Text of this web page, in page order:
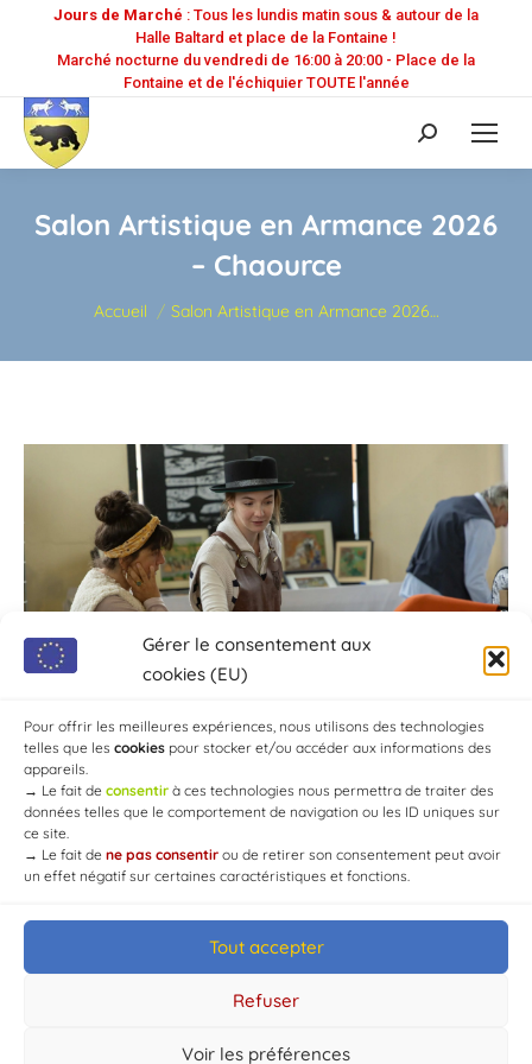
Gérer le consentement aux
cookies (EU)
Pour offrir les meilleures expériences, nous utilisons des technologies
telles que les cookies pour stocker et/ou accéder aux informations des
appareils.
→ Le fait de consentir à ces technologies nous permettra de traiter des
données telles que le comportement de navigation ou les ID uniques sur
ce site.
→ Le fait de ne pas consentir ou de retirer son consentement peut avoir
un effet négatif sur certaines caractéristiques et fonctions.
Tout accepter
Refuser
Voir les préférences
Jours de Marché : Tous les lundis matin sous & autour de la
Halle Baltard et place de la Fontaine !
Marché nocturne du vendredi de 16:00 à 20:00 - Place de la
Fontaine et de l'échiquier TOUTE l'année
Recherche
:
Salon Artistique en Armance 2026
– Chaource
Vous êtes ici :
Accueil Salon Artistique en Armance 2026…
© Mairie de Chaource [2004-2024] | Tous droits réservés.
Developed byWEB3-DESIGN